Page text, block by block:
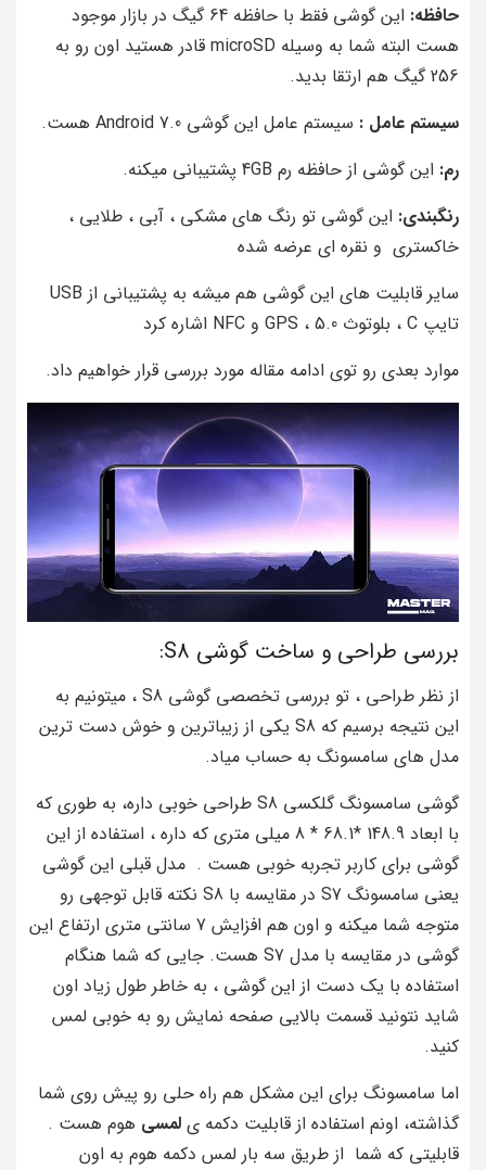
حافظه:
این گوشی فقط با حافظه 64 گیگ در بازار موجود
هست البته شما به وسیله microSD قادر هستید اون رو به
256 گیگ هم ارتقا بدید.
سیستم عامل : سیستم عامل این گوشی Android 7.0 هست.
رم: این گوشی از حافظه رم 4GB پشتیبانی میکنه.
رنگبندی: این گوشی تو رنگ های مشکی ، آبی ، طلایی ،
خاکستری و نقره ای عرضه شده
سایر قابلیت های این گوشی هم میشه به پشتیبانی از USB
تایپ C ، بلوتوث 5.0 ، GPS و NFC اشاره کرد
موارد بعدی رو توی ادامه مقاله مورد بررسی قرار خواهیم داد.
بررسی طراحی و ساخت گوشی S8:
از نظر طراحی ، تو بررسی تخصصی گوشی S8 ، میتونیم به
این نتیجه برسیم که S8 یکی از زیباترین و خوش دست ترین
مدل های سامسونگ به حساب میاد.
گوشی سامسونگ گلکسی S8 طراحی خوبی داره، به طوری که
با ابعاد 148.9 *68.1 * 8 میلی متری که داره ، استفاده از این
گوشی برای کاربر تجربه خوبی هست . مدل قبلی این گوشی
یعنی سامسونگ S7 در مقایسه با S8 نکته قابل توجهی رو
متوجه شما میکنه و اون هم افزایش 7 سانتی متری ارتفاع این
گوشی در مقایسه با مدل S7 هست. جایی که شما هنگام
استفاده با یک دست از این گوشی ، به خاطر طول زیاد اون
شاید نتونید قسمت بالایی صفحه نمایش رو به خوبی لمس
کنید.
اما سامسونگ برای این مشکل هم راه حلی رو پیش روی شما
گذاشته، اونم استفاده از قابلیت دکمه‌ ی لمسی هوم هست .
قابلیتی که شما از طریق سه بار لمس دکمه هوم به اون